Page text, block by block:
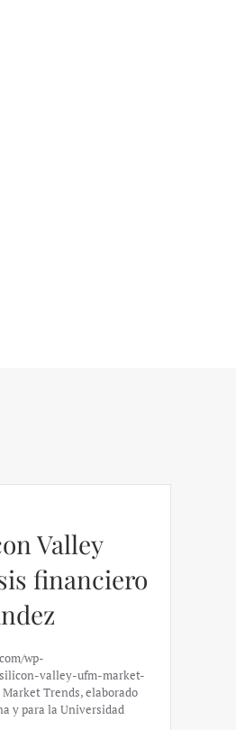
Valley
financiero
wp-
valley-ufm-market-
Trends, elaborado
y para la Universidad